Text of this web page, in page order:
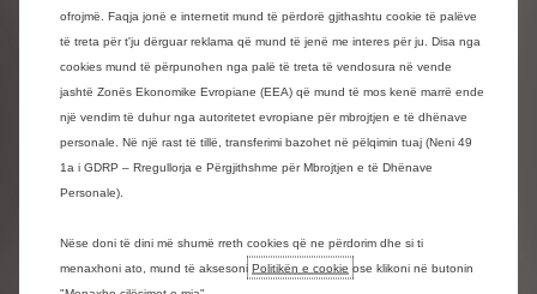
vertikalizuar shfaq me krenari logon e re të Citroën dhe
përshtat karakteristikat e ndriçimit në 3 segmente
ndriçuese. Shumë modern, stili i tij gjithashtu nxjerr në pah
cilësinë dhe vëmendjen ndaj detajeve duke inkorporuar
modelin chevron në disa elementë. Përveç këtyre grafikave,
me dy ngjyra që ofron dhe gjallëron C3 Aircross me thekse
të përpikta ngjyrash, ndërthurje ngjyrash, të pranishme në
ndryshojë sipas dëshirës.
Një SUV që përforcon karakterin e tij. C3 Aircross
ofrojmë. Faqja jonë e internetit mund të përdorë gjithashtu cookie të palëve
të treta për t'ju dërguar reklama që mund të jenë me interes për ju. Disa nga
cookies mund të përpunohen nga palë të treta të vendosura në vende
jashtë Zonës Ekonomike Evropiane (EEA) që mund të mos kenë marrë ende
një vendim të duhur nga autoritetet evropiane për mbrojtjen e të dhënave
personale. Në një rast të tillë, transferimi bazohet në pëlqimin tuaj (Neni 49
1a i GDRP – Rregullorja e Përgjithshme për Mbrojtjen e të Dhënave
Personale).
Nëse doni të dini më shumë rreth cookies që ne përdorim dhe si ti
menaxhoni ato, mund të aksesoni Politikën e cookie ose klikoni në butonin